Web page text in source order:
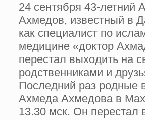
24 сентября 43-летний
Ахмедов, известный в
как специалист по
медицине «доктор
перестал выходить на
родственниками и
Последний раз родные
Ахмеда Ахмедова в
13.30 мск. Он перестал